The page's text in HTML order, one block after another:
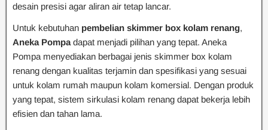
desain presisi agar aliran air tetap lancar.
Untuk kebutuhan pembelian skimmer box kolam renang,
Aneka Pompa dapat menjadi pilihan yang tepat. Aneka
Pompa menyediakan berbagai jenis skimmer box kolam
renang dengan kualitas terjamin dan spesifikasi yang sesuai
untuk kolam rumah maupun kolam komersial. Dengan produk
yang tepat, sistem sirkulasi kolam renang dapat bekerja lebih
efisien dan tahan lama.